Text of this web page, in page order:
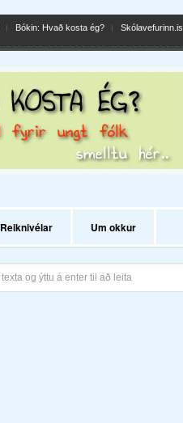
Bókin: Hvað kosta ég? Skólavefurinn.is
Reiknivélar Um okkur